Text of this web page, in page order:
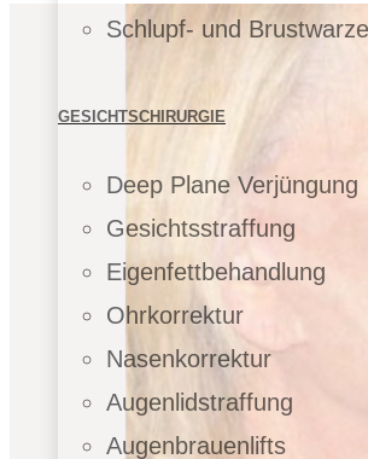
Schlupf- und
GESICHTSCHIRURGIE
Deep Plane Verjüngung
Gesichtsstraffung
Eigenfettbehandlung
Ohrkorrektur
Nasenkorrektur
Augenlidstraffung
Augenbrauenlifts